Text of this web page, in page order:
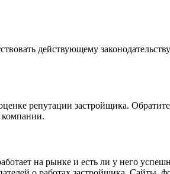
действующему
репутации застройщика.
компании.
на рынке и есть ли у него